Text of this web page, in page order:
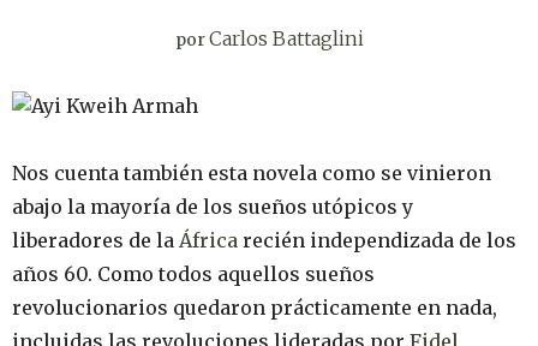
porCarlos Battaglini
Nos cuenta también esta novela como se vinieron
abajo la mayoría de los sueños utópicos y
liberadores de la África recién independizada de los
años 60. Como todos aquellos sueños
revolucionarios quedaron prácticamente en nada,
incluidas las revoluciones lideradas por Fidel